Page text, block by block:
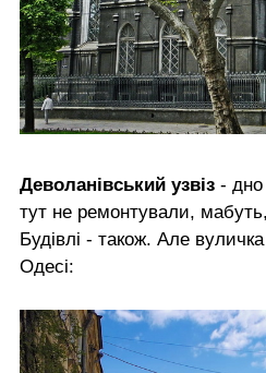
Деволанівський узвіз - дно
тут не ремонтували,
Будівлі - також. Але
Одесі: